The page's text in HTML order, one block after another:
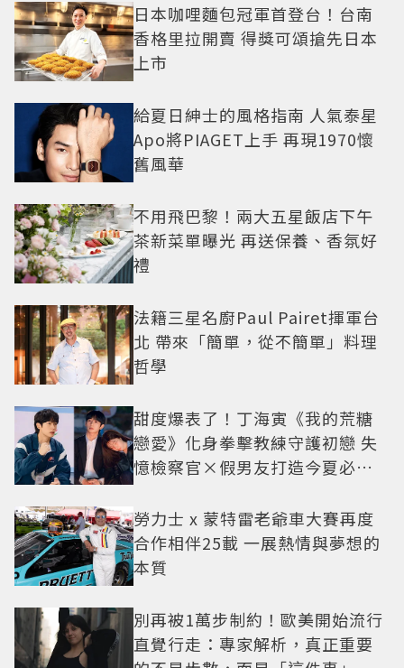
日本咖哩麵包冠軍首登台！台南
香格里拉開賣 得獎可頌搶先日本
上市
給夏日紳士的風格指南 人氣泰星
Apo將PIAGET上手 再現1970懷
舊風華
不用飛巴黎！兩大五星飯店下午
茶新菜單曝光 再送保養、香氛好
禮
法籍三星名廚Paul Pairet揮軍台
北 帶來「簡單，從不簡單」料理
哲學
甜度爆表了！丁海寅《我的荒糖
戀愛》化身拳擊教練守護初戀 失
憶檢察官×假男友打造今夏必看
勞力士 x 蒙特雷老爺車大賽再度
合作相伴25載 一展熱情與夢想的
本質
別再被1萬步制約！歐美開始流行
直覺行走：專家解析，真正重要